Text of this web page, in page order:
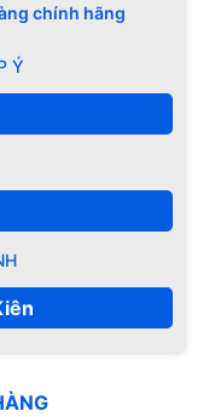
chính hãng
Ý